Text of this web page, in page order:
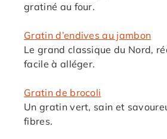
gratiné au four.
Gratin d’endives au jambon
Le grand classique du Nord,
facile à alléger.
Gratin de brocoli
Un gratin vert, sain et
fibres.